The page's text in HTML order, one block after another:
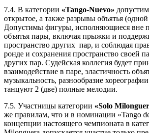
7.4. В категории «Tango-Nuevo»
открытое, а также разрывы объятья
Допустимы фигуры, исполняющиеся вне
объятья пары, включая прыжки и
пространство других пар, и соблюдая
ронде и сохранения пространство своей
других пар. Судейская коллегия будет
взаимодействие в паре, эластичность
музыкальность, разнообразие
танцуют 2 (две) полные мелодии.
7.5. Участницы категории «Solo
же правилам, что и в номинации «Tango
концепции настоящего чемпионата в